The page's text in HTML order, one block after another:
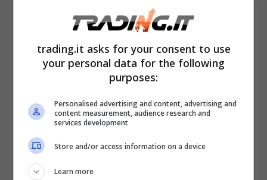
trading.it
trading.it asks for your consent to use
your personal data for the following
purposes:
Personalised advertising and content, advertising and
content measurement, audience research and
services development
Store and/or access information on a device
Learn more